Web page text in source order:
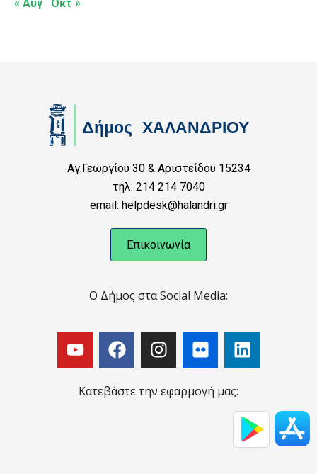
« Αυγ
Οκτ »
Αγ.Γεωργίου 30 & Αριστείδου 15234
τηλ: 214 214 7040
email: helpdesk@halandri.gr
Επικοινωνία
Ο Δήμος στα Social Media:
Κατεβάστε την εφαρμογή μας: